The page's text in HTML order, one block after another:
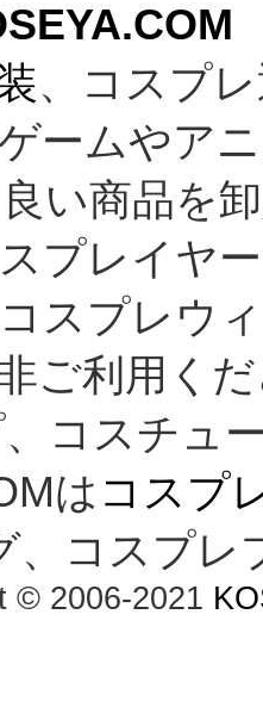
、コスプ
ームやア
い商品を
プレイヤ
スプレウ
ご利用く
コスチュ
は コスプ
、コスプレ
© 2006-2021